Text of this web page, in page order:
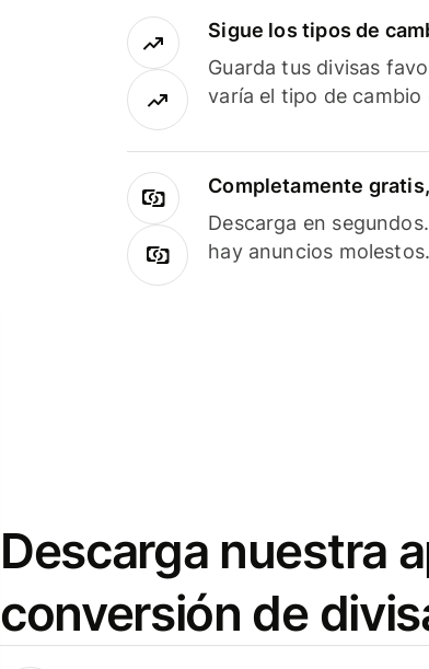
Sigue los tipos de
Guarda tus divisas
varía el tipo de cambio
Completamente
Descarga en
hay anuncios molestos.
Descarga nuestra
conversión de